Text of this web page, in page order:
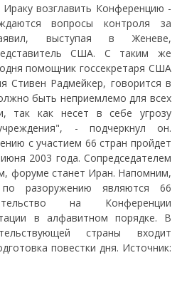
возглавить Конференцию -
вопросы контроля за
выступая в Женеве,
США. С таким же
помощник госсекретаря США
Стивен Радмейкер, говорится в
быть неприемлемо для всех
так как несет в себе угрозу
- подчеркнул он.
с участием 66 стран пройдет
2003 года. Сопредседателем
форуме станет Иран. Напомним,
разоружению являются 66
на Конференции
в алфавитном порядке. В
страны входит
повестки дня. Источник: